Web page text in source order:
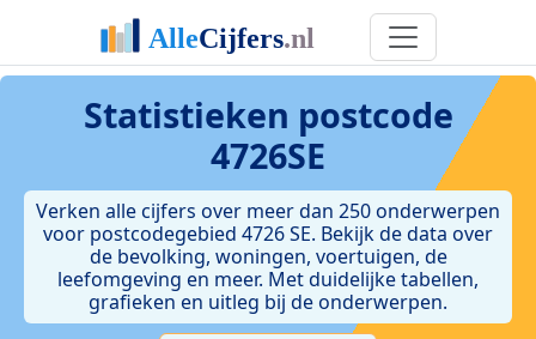
Statistieken postcode
4726SE
Verken alle cijfers over meer dan 250 onderwerpen
voor postcodegebied 4726 SE. Bekijk de data over
de bevolking, woningen, voertuigen, de
leefomgeving en meer. Met duidelijke tabellen,
grafieken en uitleg bij de onderwerpen.